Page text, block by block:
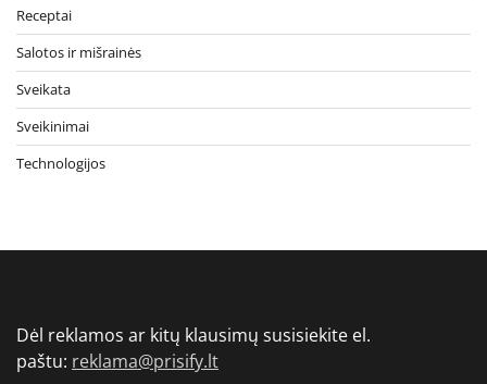
Receptai
Salotos ir mišrainės
Sveikata
Sveikinimai
Technologijos
Dėl reklamos ar kitų klausimų susisiekite el.
paštu: reklama@prisify.lt